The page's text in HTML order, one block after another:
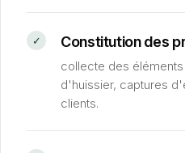
Constitution des
collecte des
d'huissier, captures
clients.